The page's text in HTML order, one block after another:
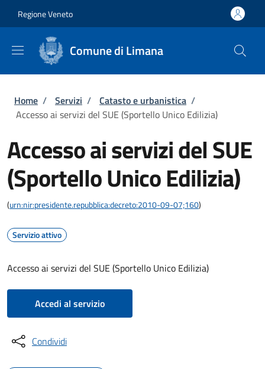
Regione Veneto
Comune di Limana
Briciole di pane
Home / Servizi / Catasto e urbanistica /
Accesso ai servizi del SUE (Sportello Unico Edilizia)
Accesso ai servizi del SUE
(Sportello Unico Edilizia)
(urn:nir:presidente.repubblica:decreto:2010-09-07;160)
Servizio attivo
Accesso ai servizi del SUE (Sportello Unico Edilizia)
Accedi al servizio
Condividi